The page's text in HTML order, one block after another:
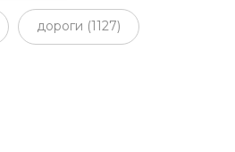
дороги (1127)